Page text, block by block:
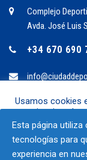
Complejo
Avda. José Luis
+34 670 690
Usamos cookies
experiencia más
visitas repetidas.
TODAS las cookies.
Ajustes
Esta página
tecnologías para
experiencia en